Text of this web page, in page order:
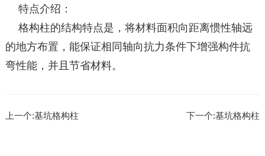
特点介绍：
格构柱的结构特点是，将材料面积向距离惯性轴远
的地方布置，能保证相同轴向抗力条件下增强构件抗
弯性能，并且节省材料。
上一个:基坑格构柱 下一个:基坑格构柱